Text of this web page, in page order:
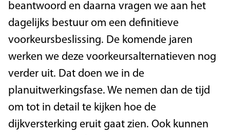
beantwoord en daarna vragen we aan het
dagelijks bestuur om een definitieve
voorkeursbeslissing. De komende jaren
werken we deze voorkeursalternatieven nog
verder uit. Dat doen we in de
planuitwerkingsfase. We nemen dan de tijd
om tot in detail te kijken hoe de
dijkversterking eruit gaat zien. Ook kunnen